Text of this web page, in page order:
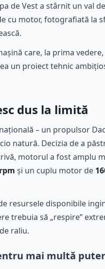
de Vest a stârnit un val
cu motor, fotografiată la
care, la prima
un proiect tehnic
dus la limită
– un propulsor
natură. Decizia de a
motorul a fost amplu
și un cuplu motor de
resursele disponibile
trebuia să „respire”
raliu.
mai multă